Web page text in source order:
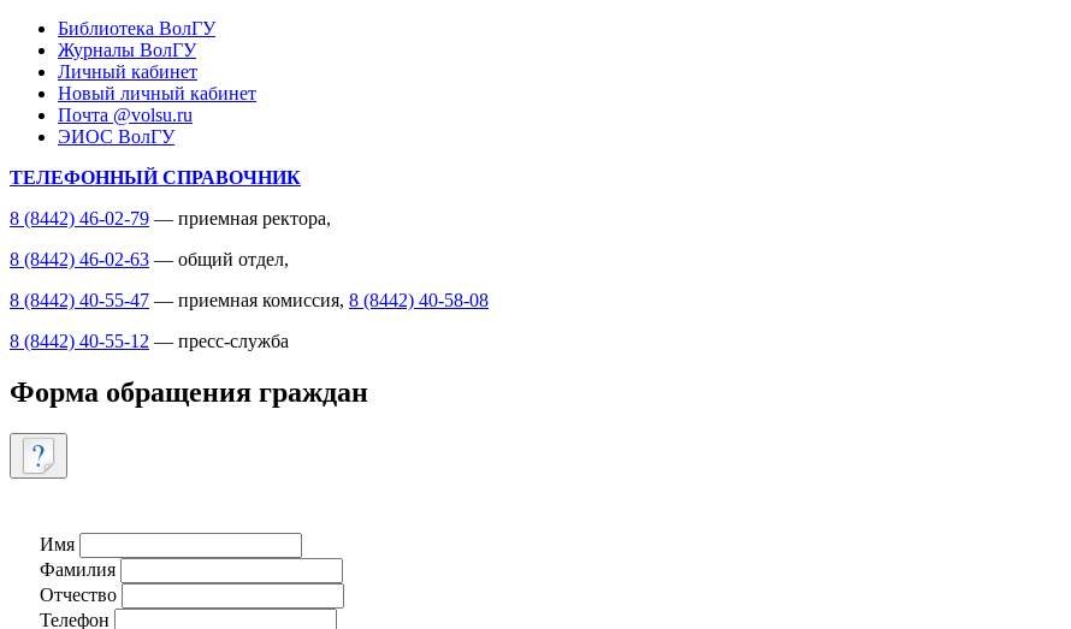
Библиотека ВолГУ
Журналы ВолГУ
Личный кабинет
Новый личный кабинет
Почта @volsu.ru
ЭИОС ВолГУ
ТЕЛЕФОННЫЙ СПРАВОЧНИК
8 (8442) 46-02-79 — приемная ректора,
8 (8442) 46-02-63 — общий отдел,
8 (8442) 40-55-47 — приемная комиссия, 8 (8442) 40-58-08
8 (8442) 40-55-12 — пресс-служба
Форма обращения граждан
Имя
Фамилия
Отчество
Телефон